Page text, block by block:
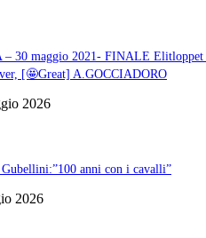
– 30 maggio 2021- FINALE Elitloppet
[🤩Great] A.GOCCIADORO
2026
anni con i cavalli”
2026